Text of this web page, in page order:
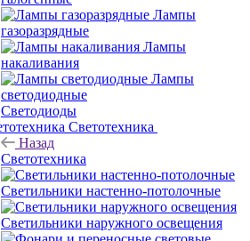
Лампы
газоразрядные
Лампы
накаливания
Лампы
светодиодные
Светодиоды
Светотехника
Назад
Светотехника
Светильники настенно-потолочные
Светильники наружного освещения